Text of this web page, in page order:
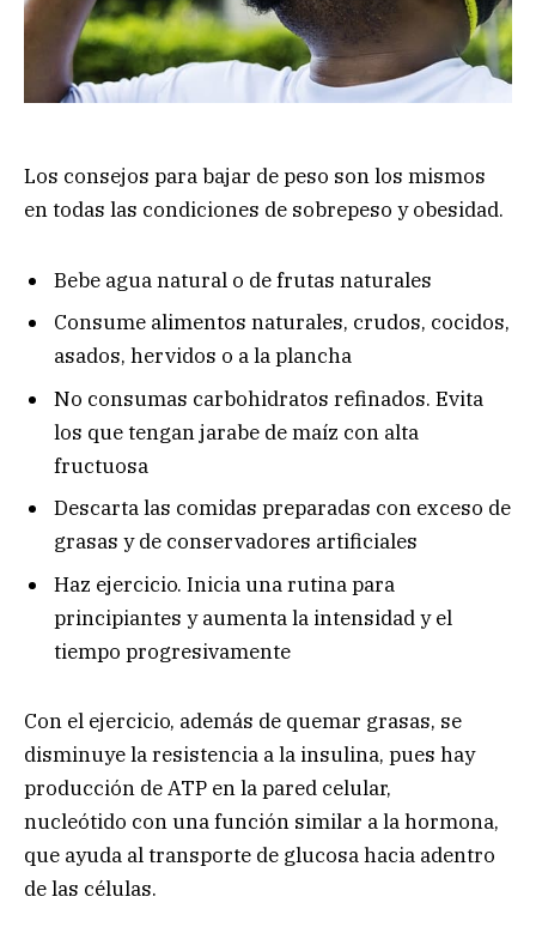
Los consejos para bajar de peso son los mismos
en todas las condiciones de sobrepeso y obesidad.
Bebe agua natural o de frutas naturales
Consume alimentos naturales, crudos, cocidos,
asados, hervidos o a la plancha
No consumas carbohidratos refinados. Evita
los que tengan jarabe de maíz con alta
fructuosa
Descarta las comidas preparadas con exceso de
grasas y de conservadores artificiales
Haz ejercicio. Inicia una rutina para
principiantes y aumenta la intensidad y el
tiempo progresivamente
Con el ejercicio, además de quemar grasas, se
disminuye la resistencia a la insulina, pues hay
producción de ATP en la pared celular,
nucleótido con una función similar a la hormona,
que ayuda al transporte de glucosa hacia adentro
de las células.